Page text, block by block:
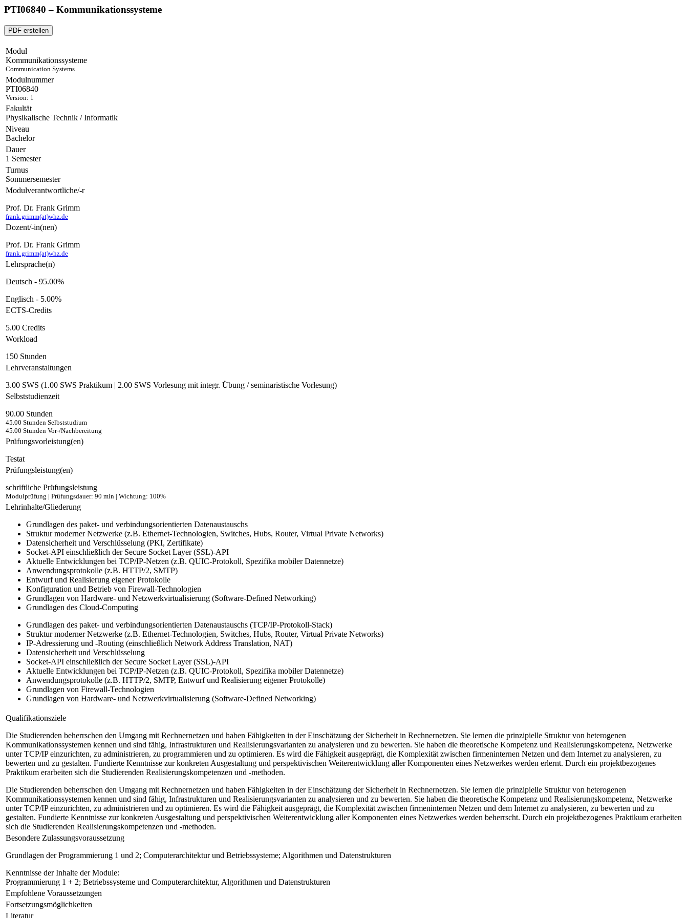
PTI06840 – Kommunikationssysteme
PDF erstellen
Modul
Kommunikationssysteme
Communication Systems
Modulnummer
PTI06840
Version: 1
Fakultät
Physikalische Technik / Informatik
Niveau
Bachelor
Dauer
1 Semester
Turnus
Sommersemester
Modulverantwortliche/-r
Prof. Dr. Frank Grimm
frank.grimm(at)whz.de
Dozent/-in(nen)
Prof. Dr. Frank Grimm
frank.grimm(at)whz.de
Lehrsprache(n)
Deutsch - 95.00%
Englisch - 5.00%
ECTS-Credits
5.00 Credits
Workload
150 Stunden
Lehrveranstaltungen
3.00 SWS (1.00 SWS Praktikum | 2.00 SWS Vorlesung mit integr. Übung / seminaristische Vorlesung)
Selbststudienzeit
90.00 Stunden
45.00 Stunden Selbststudium
45.00 Stunden Vor-/Nachbereitung
Prüfungsvorleistung(en)
Testat
Prüfungsleistung(en)
schriftliche Prüfungsleistung
Modulprüfung | Prüfungsdauer: 90 min | Wichtung: 100%
Lehrinhalte/Gliederung
Grundlagen des paket- und verbindungsorientierten Datenaustauschs
Struktur moderner Netzwerke (z.B. Ethernet-Technologien, Switches, Hubs, Router, Virtual Private Networks)
Datensicherheit und Verschlüsselung (PKI, Zertifikate)
Socket-API einschließlich der Secure Socket Layer (SSL)-API
Aktuelle Entwicklungen bei TCP/IP-Netzen (z.B. QUIC-Protokoll, Spezifika mobiler Datennetze)
Anwendungsprotokolle (z.B. HTTP/2, SMTP)
Entwurf und Realisierung eigener Protokolle
Konfiguration und Betrieb von Firewall-Technologien
Grundlagen von Hardware- und Netzwerkvirtualisierung (Software-Defined Networking)
Grundlagen des Cloud-Computing
Grundlagen des paket- und verbindungsorientierten Datenaustauschs (TCP/IP-Protokoll-Stack)
Struktur moderner Netzwerke (z.B. Ethernet-Technologien, Switches, Hubs, Router, Virtual Private Networks)
IP-Adressierung und -Routing (einschließlich Network Address Translation, NAT)
Datensicherheit und Verschlüsselung
Socket-API einschließlich der Secure Socket Layer (SSL)-API
Aktuelle Entwicklungen bei TCP/IP-Netzen (z.B. QUIC-Protokoll, Spezifika mobiler Datennetze)
Anwendungsprotokolle (z.B. HTTP/2, SMTP, Entwurf und Realisierung eigener Protokolle)
Grundlagen von Firewall-Technologien
Grundlagen von Hardware- und Netzwerkvirtualisierung (Software-Defined Networking)
Qualifikationsziele
Die Studierenden beherrschen den Umgang mit Rechnernetzen und haben Fähigkeiten in der Einschätzung der Sicherheit in Rechnernetzen. Sie lernen die prinzipielle Struktur von heterogenen
Kommunikationssystemen kennen und sind fähig, Infrastrukturen und Realisierungsvarianten zu analysieren und zu bewerten. Sie haben die theoretische Kompetenz und Realisierungskompetenz, Netzwerke
unter TCP/IP einzurichten, zu administrieren, zu programmieren und zu optimieren. Es wird die Fähigkeit ausgeprägt, die Komplexität zwischen firmeninternen Netzen und dem Internet zu analysieren, zu
bewerten und zu gestalten. Fundierte Kenntnisse zur konkreten Ausgestaltung und perspektivischen Weiterentwicklung aller Komponenten eines Netzwerkes werden erlernt. Durch ein projektbezogenes
Praktikum erarbeiten sich die Studierenden Realisierungskompetenzen und -methoden.
Die Studierenden beherrschen den Umgang mit Rechnernetzen und haben Fähigkeiten in der Einschätzung der Sicherheit in Rechnernetzen. Sie lernen die prinzipielle Struktur von heterogenen
Kommunikationssystemen kennen und sind fähig, Infrastrukturen und Realisierungsvarianten zu analysieren und zu bewerten. Sie haben die theoretische Kompetenz und Realisierungskompetenz, Netzwerke
unter TCP/IP einzurichten, zu administrieren und zu optimieren. Es wird die Fähigkeit ausgeprägt, die Komplexität zwischen firmeninternen Netzen und dem Internet zu analysieren, zu bewerten und zu
gestalten. Fundierte Kenntnisse zur konkreten Ausgestaltung und perspektivischen Weiterentwicklung aller Komponenten eines Netzwerkes werden beherrscht. Durch ein projektbezogenes Praktikum erarbeiten
sich die Studierenden Realisierungskompetenzen und -methoden.
Besondere Zulassungsvoraussetzung
Grundlagen der Programmierung 1 und 2; Computerarchitektur und Betriebssysteme; Algorithmen und Datenstrukturen
Kenntnisse der Inhalte der Module:
Programmierung 1 + 2; Betriebssysteme und Computerarchitektur, Algorithmen und Datenstrukturen
Empfohlene Voraussetzungen
Fortsetzungsmöglichkeiten
Literatur